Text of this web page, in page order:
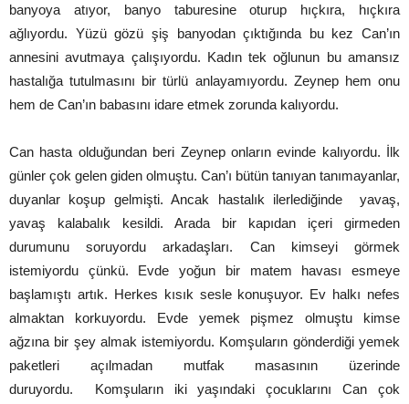
banyoya atıyor, banyo taburesine oturup hıçkıra, hıçkıra
ağlıyordu. Yüzü gözü şiş banyodan çıktığında bu kez Can’ın
annesini avutmaya çalışıyordu. Kadın tek oğlunun bu amansız
hastalığa tutulmasını bir türlü anlayamıyordu. Zeynep hem onu
hem de Can’ın babasını idare etmek zorunda kalıyordu.
Can hasta olduğundan beri Zeynep onların evinde kalıyordu. İlk
günler çok gelen giden olmuştu. Can’ı bütün tanıyan tanımayanlar,
duyanlar koşup gelmişti. Ancak hastalık ilerlediğinde yavaş,
yavaş kalabalık kesildi. Arada bir kapıdan içeri girmeden
durumunu soruyordu arkadaşları. Can kimseyi görmek
istemiyordu çünkü. Evde yoğun bir matem havası esmeye
başlamıştı artık. Herkes kısık sesle konuşuyor. Ev halkı nefes
almaktan korkuyordu. Evde yemek pişmez olmuştu kimse
ağzına bir şey almak istemiyordu. Komşuların gönderdiği yemek
paketleri açılmadan mutfak masasının üzerinde
duruyordu. Komşuların iki yaşındaki çocuklarını Can çok